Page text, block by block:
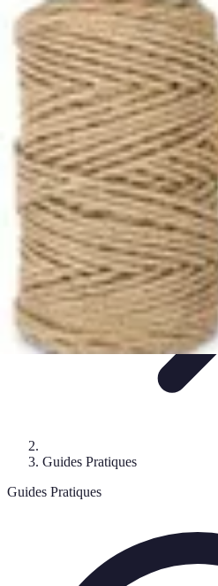
Projets Nouvelle Vie
Planification et StratégieInspiration
DurabilitéTendances
Projets Nouvelle Vie
Guides Pratiques
Guides Pratiques